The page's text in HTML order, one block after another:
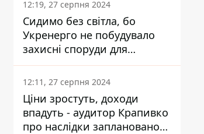
12:19, 27 серпня 2024
Сидимо без світла, бо
Укренерго не побудувало
захисні споруди для
енергетики - нардеп
Кучеренко
12:11, 27 серпня 2024
Ціни зростуть, доходи
впадуть - аудитор Крапивко
про наслідки запланованого